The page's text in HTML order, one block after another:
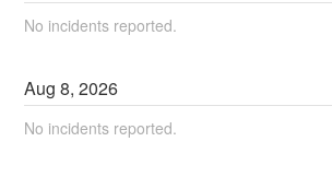
No incidents reported.
Aug8,2026
No incidents reported.